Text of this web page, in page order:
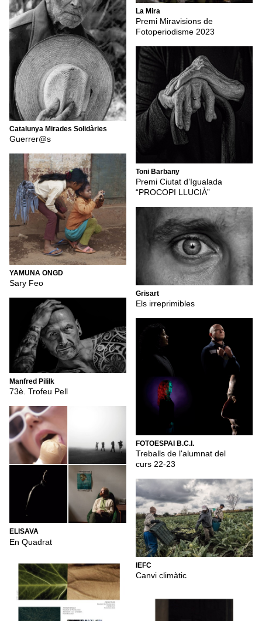
Catalunya Mirades Solidàries
Guerrer@s
YAMUNA ONGD
Sary Feo
Manfred Pililk
73è. Trofeu Pell
ELISAVA
En Quadrat
La Mira
Premi Miravisions de
Fotoperiodisme 2023
Toni Barbany
Premi Ciutat d’Igualada
“PROCOPI LLUCIÀ”
Grisart
Els irreprimibles
FOTOESPAI B.C.I.
Treballs de l'alumnat del
curs 22-23
IEFC
Canvi climàtic